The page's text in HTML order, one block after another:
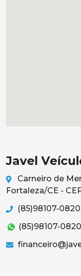
Javel
Carneiro de
Fortaleza/CE -
(85)98107-0820
(85)98107-0820